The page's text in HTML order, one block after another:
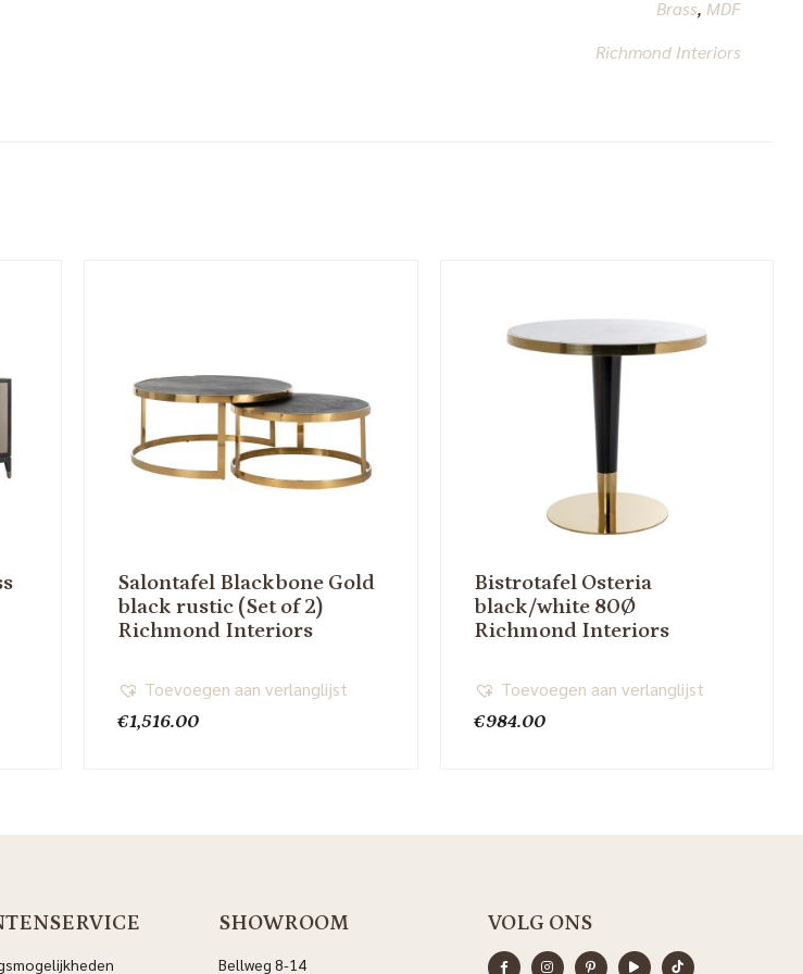
Brass, MDF
Richmond Interiors
Salontafel Blackbone Gold
black rustic (Set of 2)
Richmond Interiors
€1,516.00
Toevoegen aan verlanglijst
Bistrotafel Osteria
black/white 80Ø
Richmond Interiors
€984.00
Toevoegen aan verlanglijst
SHOWROOM
Bellweg 8-14
VOLG ONS